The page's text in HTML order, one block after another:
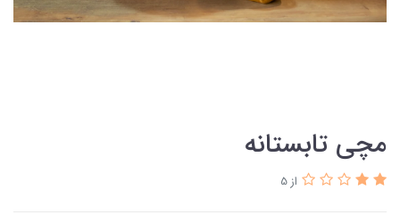
مچی تابستانه
از 5